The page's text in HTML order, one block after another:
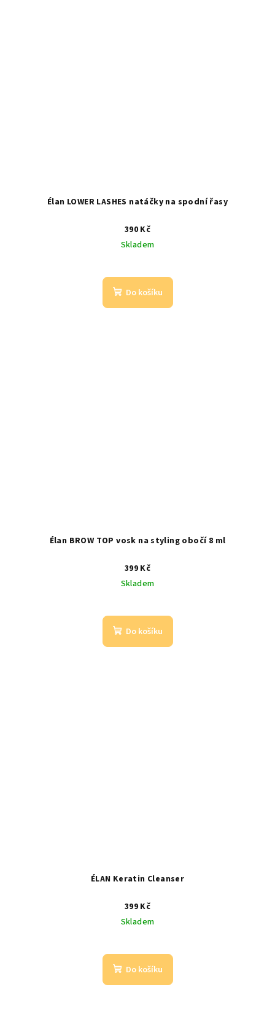
Élan LOWER LASHES natáčky na spodní řasy
390 Kč
Skladem
Do košíku
Élan BROW TOP vosk na styling obočí 8 ml
399 Kč
Skladem
Do košíku
ÉLAN Keratin Cleanser
399 Kč
Skladem
Do košíku